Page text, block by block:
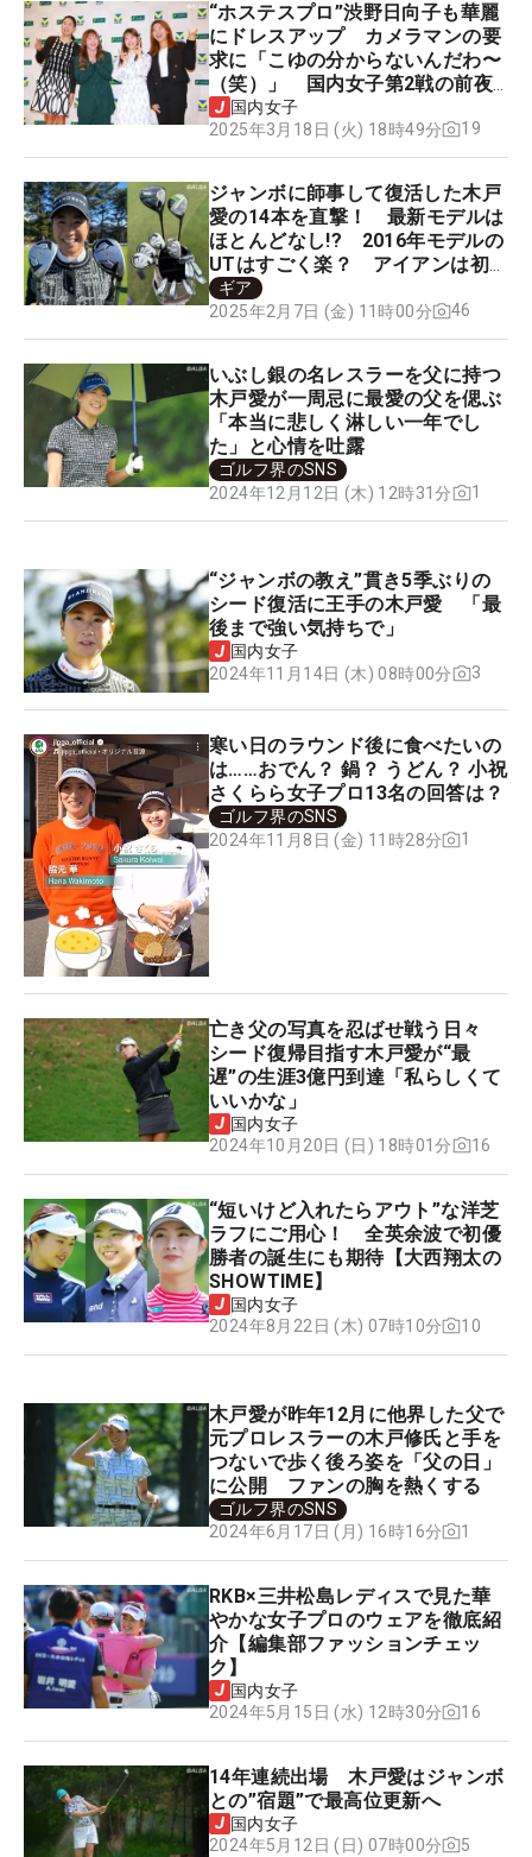
“ホステスプロ”渋野日向子も華麗
にドレスアップ カメラマンの要
求に「こゆの分からないんだわ〜
（笑）」 国内女子第2戦の前夜
祭を開催
国内女子
2025年3月18日 (火) 18時49分
19
ジャンボに師事して復活した木戸
愛の14本を直撃！ 最新モデルは
ほとんどなし!? 2016年モデルの
UTはすごく楽？ アイアンは初
のカーボンシャフト
ギア
2025年2月7日 (金) 11時00分
46
いぶし銀の名レスラーを父に持つ
木戸愛が一周忌に最愛の父を偲ぶ
「本当に悲しく淋しい一年でし
た」と心情を吐露
ゴルフ界のSNS
2024年12月12日 (木) 12時31分
1
“ジャンボの教え”貫き5季ぶりの
シード復活に王手の木戸愛 「最
後まで強い気持ちで」
国内女子
2024年11月14日 (木) 08時00分
3
寒い日のラウンド後に食べたいの
は……おでん？ 鍋？ うどん？ 小祝
さくらら女子プロ13名の回答は？
ゴルフ界のSNS
2024年11月8日 (金) 11時28分
1
亡き父の写真を忍ばせ戦う日々
シード復帰目指す木戸愛が“最
遅”の生涯3億円到達「私らしくて
いいかな」
国内女子
2024年10月20日 (日) 18時01分
16
“短いけど入れたらアウト”な洋芝
ラフにご用心！ 全英余波で初優
勝者の誕生にも期待【大西翔太の
SHOWTIME】
国内女子
2024年8月22日 (木) 07時10分
10
木戸愛が昨年12月に他界した父で
元プロレスラーの木戸修氏と手を
つないで歩く後ろ姿を「父の日」
に公開 ファンの胸を熱くする
ゴルフ界のSNS
2024年6月17日 (月) 16時16分
1
RKB×三井松島レディスで見た華
やかな女子プロのウェアを徹底紹
介【編集部ファッションチェッ
ク】
国内女子
2024年5月15日 (水) 12時30分
16
14年連続出場 木戸愛はジャンボ
との”宿題”で最高位更新へ
国内女子
2024年5月12日 (日) 07時00分
5